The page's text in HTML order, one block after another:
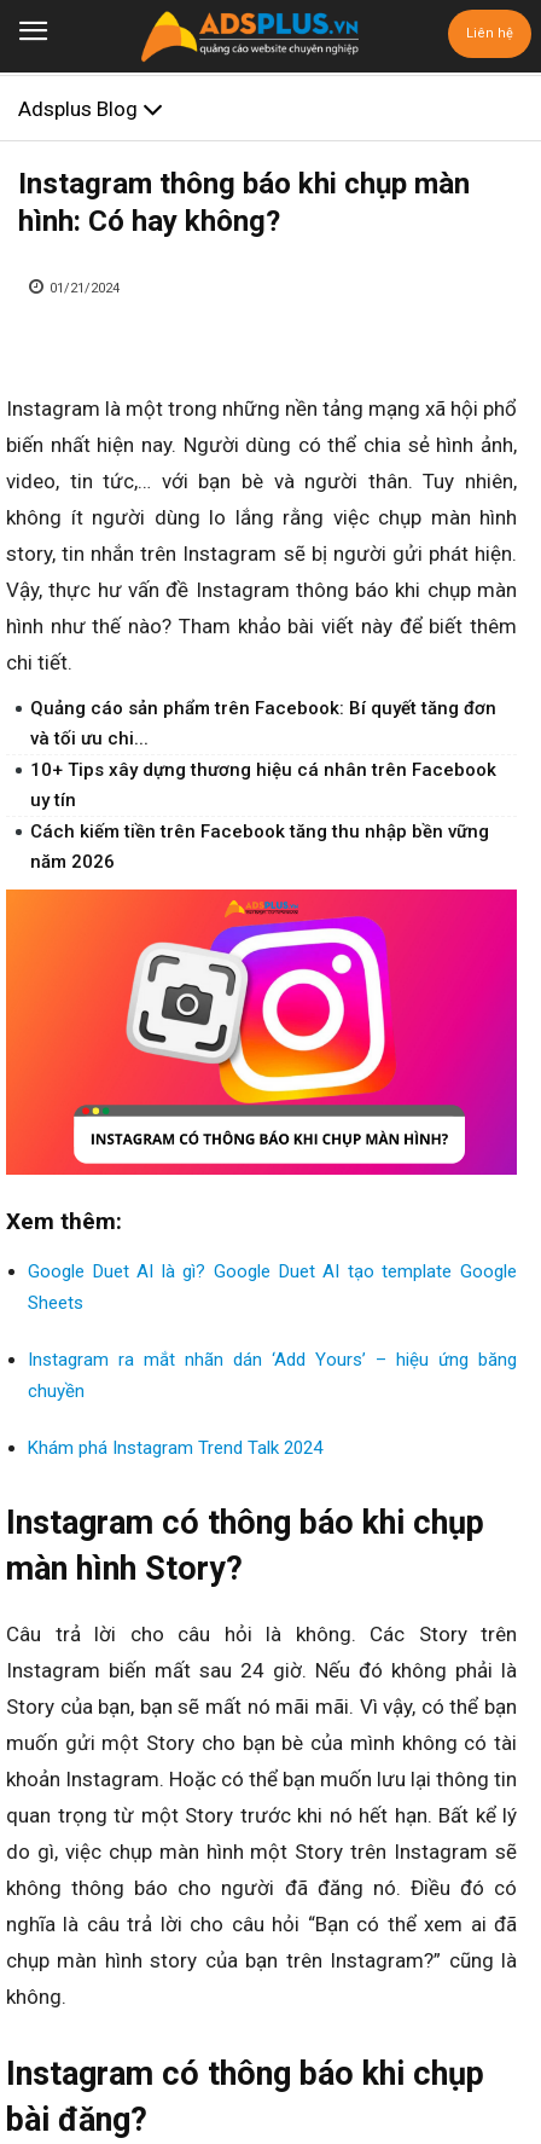
Liên hệ
Adsplus Blog
Instagram thông báo khi chụp màn
hình: Có hay không?
01/21/2024
Instagram là một trong những nền tảng mạng xã hội phổ
biến nhất hiện nay. Người dùng có thể chia sẻ hình ảnh,
video, tin tức,… với bạn bè và người thân. Tuy nhiên,
không ít người dùng lo lắng rằng việc chụp màn hình
story, tin nhắn trên Instagram sẽ bị người gửi phát hiện.
Vậy, thực hư vấn đề Instagram thông báo khi chụp màn
hình như thế nào? Tham khảo bài viết này để biết thêm
chi tiết.
Quảng cáo sản phẩm trên Facebook: Bí quyết tăng đơn
và tối ưu chi...
10+ Tips xây dựng thương hiệu cá nhân trên Facebook
uy tín
Cách kiếm tiền trên Facebook tăng thu nhập bền vững
năm 2026
Xem thêm:
Google Duet AI là gì? Google Duet AI tạo template Google
Sheets
Instagram ra mắt nhãn dán ‘Add Yours’ – hiệu ứng băng
chuyền
Khám phá Instagram Trend Talk 2024
Instagram có thông báo khi chụp
màn hình Story?
Câu trả lời cho câu hỏi là không. Các Story trên
Instagram biến mất sau 24 giờ. Nếu đó không phải là
Story của bạn, bạn sẽ mất nó mãi mãi. Vì vậy, có thể bạn
muốn gửi một Story cho bạn bè của mình không có tài
khoản Instagram. Hoặc có thể bạn muốn lưu lại thông tin
quan trọng từ một Story trước khi nó hết hạn. Bất kể lý
do gì, việc chụp màn hình một Story trên Instagram sẽ
không thông báo cho người đã đăng nó. Điều đó có
nghĩa là câu trả lời cho câu hỏi “Bạn có thể xem ai đã
chụp màn hình story của bạn trên Instagram?” cũng là
không.
Instagram có thông báo khi chụp
bài đăng?